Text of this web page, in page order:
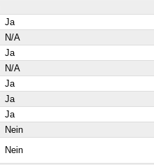
Ja
N/A
Ja
N/A
Ja
Ja
Ja
Nein
Nein